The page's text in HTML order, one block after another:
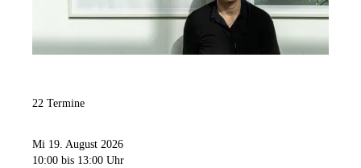
22 Termine
Mi 19. August 2026
10:00 bis 13:00 Uhr